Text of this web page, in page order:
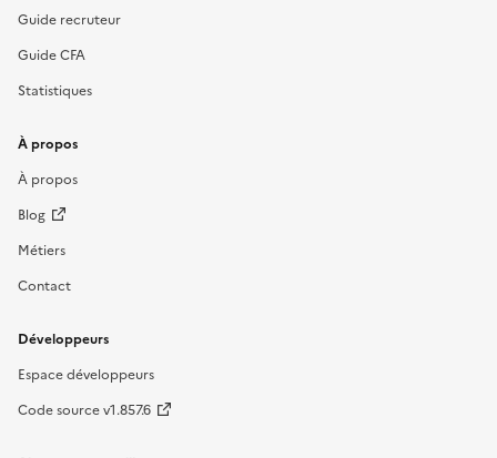
Guide recruteur
Guide CFA
Statistiques
À propos
À propos
Blog
Métiers
Contact
Développeurs
Espace développeurs
Code source v1.857.6